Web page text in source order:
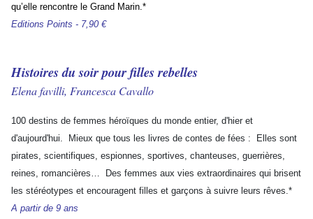
qu’elle rencontre le Grand Marin.*
Editions Points - 7,90 €
Histoires du soir pour filles rebelles
Elena favilli, Francesca Cavallo
100 destins de femmes héroïques du monde entier, d'hier et
d'aujourd'hui. Mieux que tous les livres de contes de fées : Elles sont
pirates, scientifiques, espionnes, sportives, chanteuses, guerrières,
reines, romancières… Des femmes aux vies extraordinaires qui brisent
les stéréotypes et encouragent filles et garçons à suivre leurs rêves.*
A partir de 9 ans